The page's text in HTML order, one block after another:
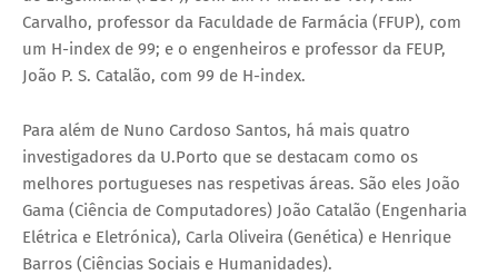
Carvalho, professor da Faculdade de Farmácia (FFUP), com
um H-index de 99; e o engenheiros e professor da FEUP,
João P. S. Catalão, com 99 de H-index.
Para além de Nuno Cardoso Santos, há mais quatro
investigadores da U.Porto que se destacam como os
melhores portugueses nas respetivas áreas. São eles João
Gama (Ciência de Computadores) João Catalão (Engenharia
Elétrica e Eletrónica), Carla Oliveira (Genética) e Henrique
Barros (Ciências Sociais e Humanidades).